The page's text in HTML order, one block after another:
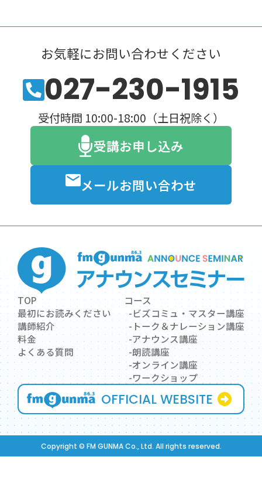
(木)
月
5月7日
呼吸と声量調節 滑舌練習／
う）
5月14日
発音点検（母音）滑舌練習／
フリートーク（要約力を身に
つけよう）
5月21日
／フリートーク（モードチェ
ンジとは）
(木)
練習／伝わるプレゼンテーシ
ョン①
6
月
(木)
アクセントの点検 滑舌練習
／伝わるプレゼンテーション
6月11日
(木)
イントネーション 滑舌練習
／コミュニケーションスキル
アップ
6月18日
(木)
ポーズとプロミネンス 滑舌
練習／インタビュー①
リズムとアーティキュレーシ
お気軽にお問い合わせください
027-230-1915
受付時間 10:00-18:00（土日祝除く）
受講お申し込み
メールお問い合わせ
TOP
最初にお読みください
講師紹介
料金
よくある質問
コース
ビズコミュ・マスター講座
トーク＆ナレーション講座
アナウンス講座
朗読講座
オンライン講座
ワークショップ
OFFICIAL WEBSITE
Copyright © FM GUNMA Co., Ltd. All rights reserved.